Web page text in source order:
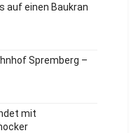
auf einen Baukran
Spremberg –
mit